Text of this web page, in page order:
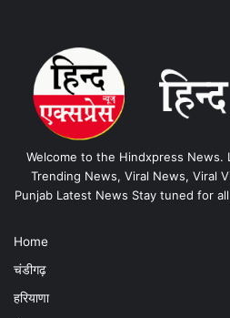
Welcome to the Hindxpress News.
Trending News, Viral News, Viral
Punjab Latest News Stay tuned for
Home
चंडीगढ़
हरियाणा